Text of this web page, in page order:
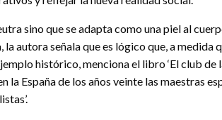
sino que se adapta como una piel al
autora señala que es lógico que, a medida
histórico, menciona el libro ‘El club de
la España de los años veinte las maestras